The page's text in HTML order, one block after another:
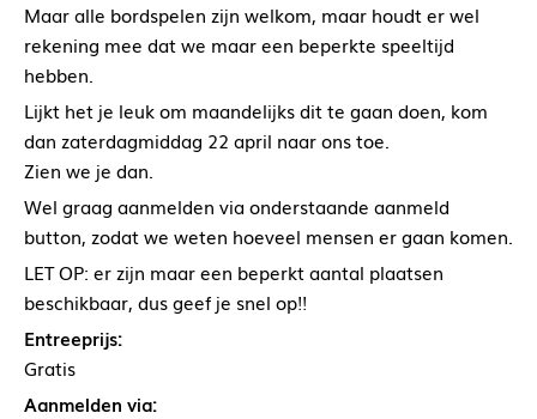
Maar alle bordspelen zijn welkom, maar houdt er wel
rekening mee dat we maar een beperkte speeltijd
hebben.
Lijkt het je leuk om maandelijks dit te gaan doen, kom
dan zaterdagmiddag 22 april naar ons toe.
Zien we je dan.
Wel graag aanmelden via onderstaande aanmeld
button, zodat we weten hoeveel mensen er gaan komen.
LET OP: er zijn maar een beperkt aantal plaatsen
beschikbaar, dus geef je snel op!!
Entreeprijs:
Gratis
Aanmelden via: